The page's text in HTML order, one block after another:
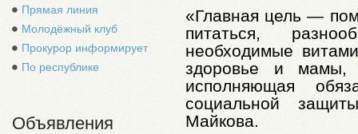
Прямая линия
Молодёжный клуб
Прокурор информирует
По республике
Объявления
«Главная цель —
питаться,
необходимые
здоровье и
исполняющая
социальной
Майкова.